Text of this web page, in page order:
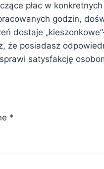
płac w
godzin,
dostaje
że posiadasz
satysfakcję
*